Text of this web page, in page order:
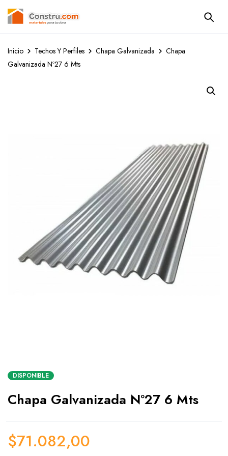
Inicio Techos Y Perfiles Chapa Galvanizada
Chapa
Galvanizada Nº27 6 Mts
DISPONIBLE
Chapa Galvanizada Nº27 6 Mts
$71.082,00